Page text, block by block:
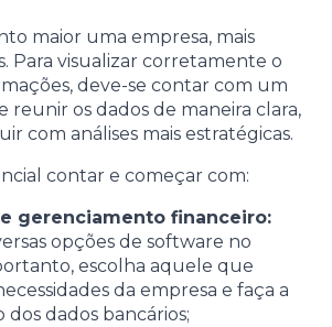
maior uma empresa, mais
Para visualizar corretamente o
deve-se contar com um
reunir os dados de maneira clara,
com análises mais estratégicas.
contar e começar com:
gerenciamento financeiro:
opções de software no
escolha aquele que
da empresa e faça a
dados bancários;